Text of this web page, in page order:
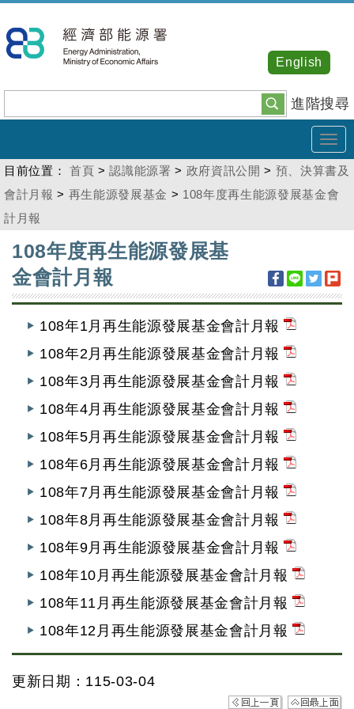
到
主
內
容
進階搜尋
English
目前位置： 首頁 >認識能源署 > 政府資訊公開 > 預、決算書及
會計月報 > 再生能源發展基金 > 108年度再生能源發展基金會
計月報
108年度再生能源發展基
金會計月報
108年1月再生能源發展基金會計月報
108年2月再生能源發展基金會計月報
108年3月再生能源發展基金會計月報
108年4月再生能源發展基金會計月報
108年5月再生能源發展基金會計月報
108年6月再生能源發展基金會計月報
108年7月再生能源發展基金會計月報
108年8月再生能源發展基金會計月報
108年9月再生能源發展基金會計月報
108年10月再生能源發展基金會計月報
108年11月再生能源發展基金會計月報
108年12月再生能源發展基金會計月報
更新日期：115-03-04